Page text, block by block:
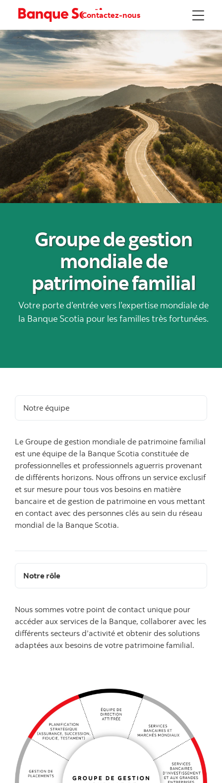
Menu
Contactez-nous
Groupe de gestion
mondiale de
patrimoine familial
Votre porte d’entrée vers l’expertise mondiale de
la Banque Scotia pour les familles très fortunées.
Notre équipe
Le Groupe de gestion mondiale de patrimoine familial
est une équipe de la Banque Scotia constituée de
professionnelles et professionnels aguerris provenant
de différents horizons. Nous offrons un service exclusif
et sur mesure pour tous vos besoins en matière
bancaire et de gestion de patrimoine en vous mettant
en contact avec des personnes clés au sein du réseau
mondial de la Banque Scotia.
Notre rôle
Nous sommes votre point de contact unique pour
accéder aux services de la Banque, collaborer avec les
différents secteurs d’activité et obtenir des solutions
adaptées aux besoins de votre patrimoine familial.